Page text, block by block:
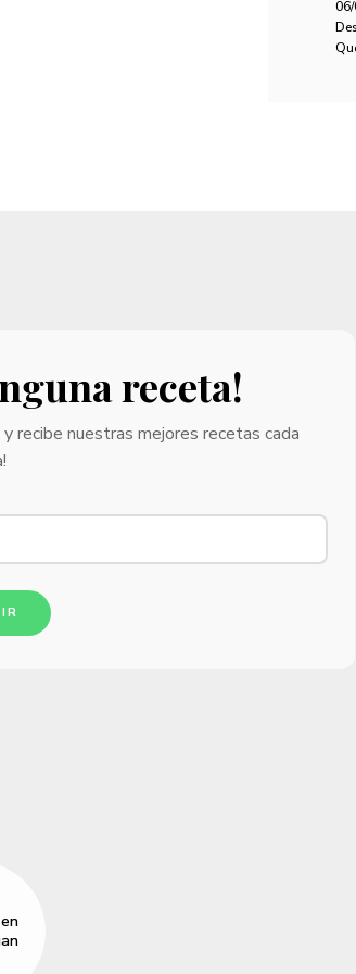
receta!
recibe nuestras mejores recetas cada